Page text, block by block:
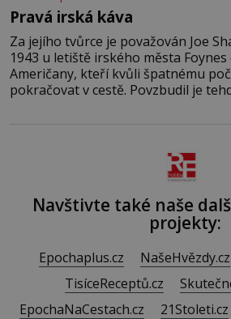
Pravá irská káva
Za jejího tvůrce je považován Joe
1943 u letiště irského města
Američany, kteří kvůli špatnému
pokračovat v cestě.
Navštivte také naše
projekty:
Epochaplus.cz NašeHvězdy.cz
TisíceReceptů.cz
EpochaNaCestach.cz
21Stoleti.cz